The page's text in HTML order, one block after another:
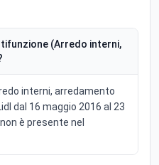
(Arredo interni,
interni, arredamento
dal 16 maggio 2016 al 23
è presente nel